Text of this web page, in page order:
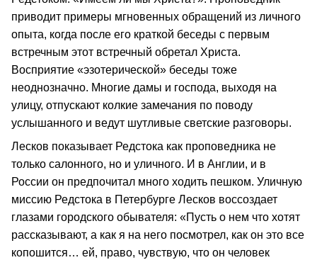
приводит примеры мгновенных обращений из личного
опыта, когда после его краткой беседы с первым
встречным этот встречный обретал Христа.
Восприятие «эзотерической» беседы тоже
неоднозначно. Многие дамы и господа, выходя на
улицу, отпускают колкие замечания по поводу
услышанного и ведут шутливые светские разговоры.
Лесков показывает Редстока как проповедника не
только салонного, но и уличного. И в Англии, и в
России он предпочитал много ходить пешком. Уличную
миссию Редстока в Петербурге Лесков воссоздает
глазами городского обывателя: «Пусть о нем что хотят
рассказывают, а как я на него посмотрел, как он это все
копошится… ей, право, чувствую, что он человек